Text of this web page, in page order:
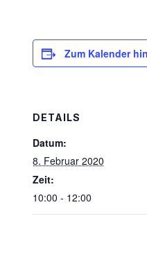
Zum Kalender
DETAILS
Datum:
8. Februar 2020
Zeit:
10:00 - 12:00